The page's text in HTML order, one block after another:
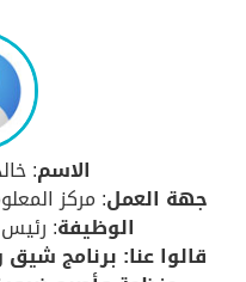
الاسم:
جهة العمل: مركز
الوظيفة:
قالوا عنا: برنامج